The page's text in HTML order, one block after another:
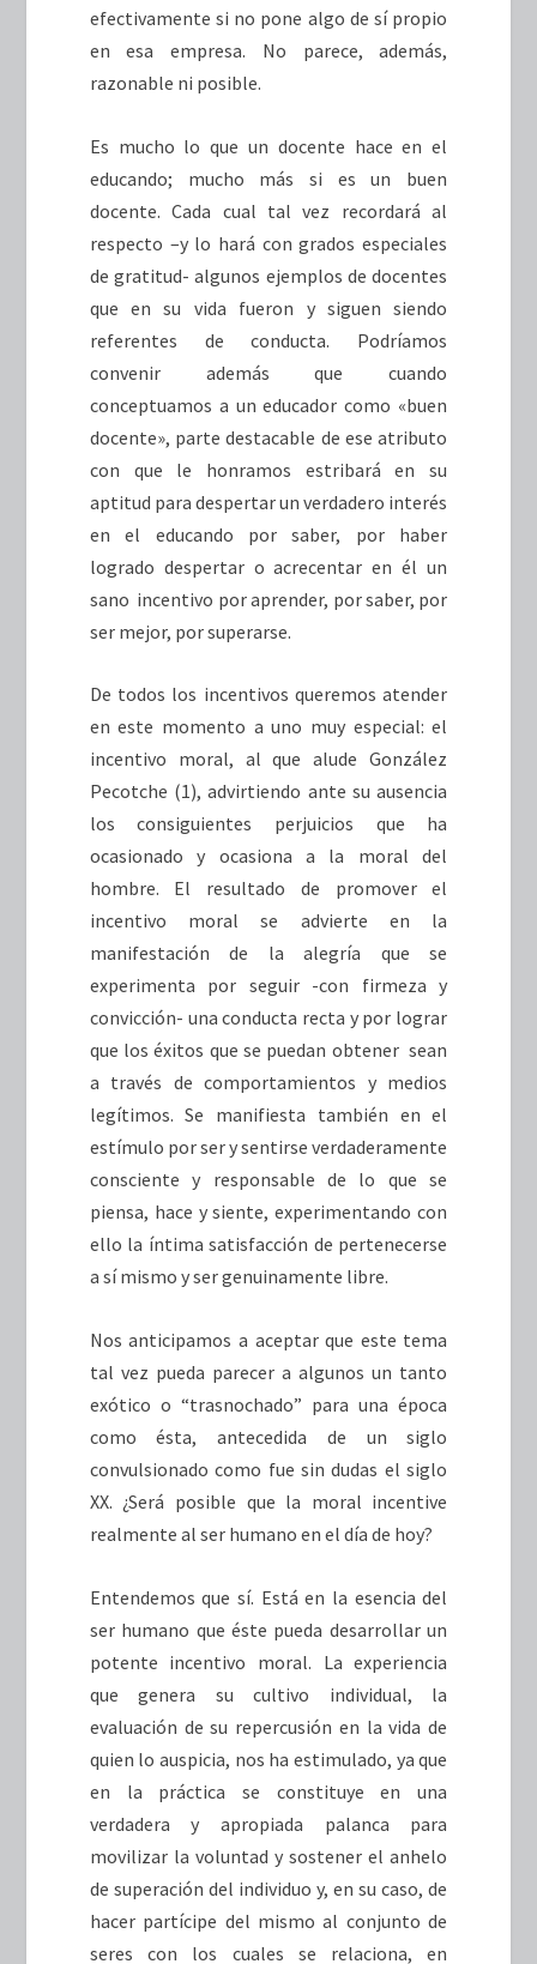
efectivamente si no pone algo de sí propio
en esa empresa. No parece, además,
razonable ni posible.
Es mucho lo que un docente hace en el
educando; mucho más si es un buen
docente. Cada cual tal vez recordará al
respecto –y lo hará con grados especiales
de gratitud- algunos ejemplos de docentes
que en su vida fueron y siguen siendo
referentes de conducta. Podríamos
convenir además que cuando
conceptuamos a un educador como «buen
docente», parte destacable de ese atributo
con que le honramos estribará en su
aptitud para despertar un verdadero interés
en el educando por saber, por haber
logrado despertar o acrecentar en él un
sano incentivo por aprender, por saber, por
ser mejor, por superarse.
De todos los incentivos queremos atender
en este momento a uno muy especial: el
incentivo moral, al que alude González
Pecotche (1), advirtiendo ante su ausencia
los consiguientes perjuicios que ha
ocasionado y ocasiona a la moral del
hombre. El resultado de promover el
incentivo moral se advierte en la
manifestación de la alegría que se
experimenta por seguir -con firmeza y
convicción- una conducta recta y por lograr
que los éxitos que se puedan obtener sean
a través de comportamientos y medios
legítimos. Se manifiesta también en el
estímulo por ser y sentirse verdaderamente
consciente y responsable de lo que se
piensa, hace y siente, experimentando con
ello la íntima satisfacción de pertenecerse
a sí mismo y ser genuinamente libre.
Nos anticipamos a aceptar que este tema
tal vez pueda parecer a algunos un tanto
exótico o “trasnochado” para una época
como ésta, antecedida de un siglo
convulsionado como fue sin dudas el siglo
XX. ¿Será posible que la moral incentive
realmente al ser humano en el día de hoy?
Entendemos que sí. Está en la esencia del
ser humano que éste pueda desarrollar un
potente incentivo moral. La experiencia
que genera su cultivo individual, la
evaluación de su repercusión en la vida de
quien lo auspicia, nos ha estimulado, ya que
en la práctica se constituye en una
verdadera y apropiada palanca para
movilizar la voluntad y sostener el anhelo
de superación del individuo y, en su caso, de
hacer partícipe del mismo al conjunto de
seres con los cuales se relaciona, en